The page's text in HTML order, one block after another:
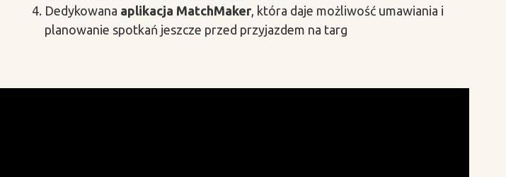
Dedykowana aplikacja MatchMaker, która daje możliwość umawiania i
planowanie spotkań jeszcze przed przyjazdem na targ